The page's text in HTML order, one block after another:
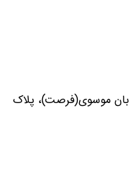
موسوی(فرصت)، پلاک